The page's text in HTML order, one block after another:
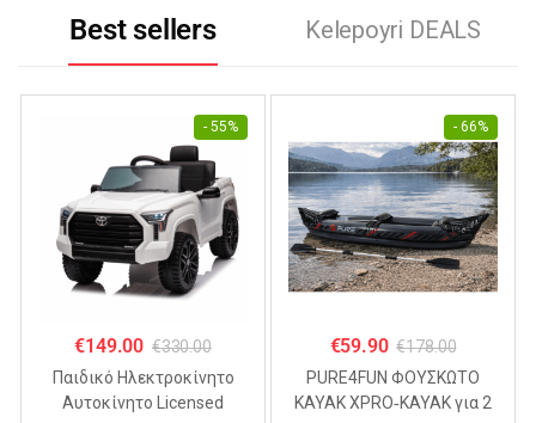
Best sellers Kelepoyri DEALS
- 55%
€149.00 €330.00
Παιδικό Ηλεκτροκίνητο
Αυτοκίνητο Licensed
- 66%
€59.90 €178.00
PURE4FUN ΦΟΥΣΚΩΤΟ
KAYAK XPRO‑KAYAK για 2